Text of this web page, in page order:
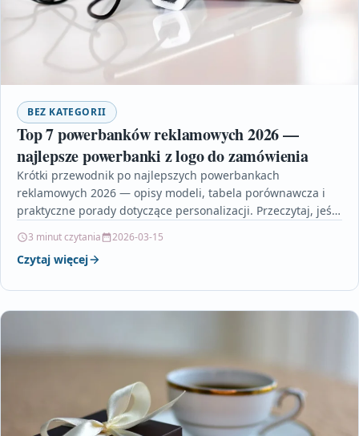
BEZ KATEGORII
Top 7 powerbanków reklamowych 2026 —
najlepsze powerbanki z logo do zamówienia
Krótki przewodnik po najlepszych powerbankach
reklamowych 2026 — opisy modeli, tabela porównawcza i
praktyczne porady dotyczące personalizacji. Przeczytaj, jeśli
3 minut czytania 2026-03-15
Czytaj więcej